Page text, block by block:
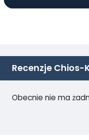
Recenzje Chios-
Obecnie nie ma